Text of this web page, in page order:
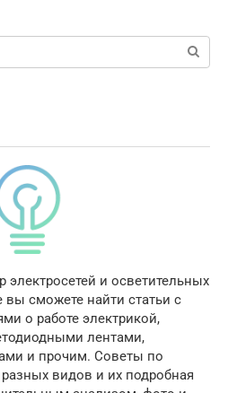
и осветительных
вы сможете найти статьи с
о работе электрикой,
лентами,
и прочим. Советы по
видов и их подробная